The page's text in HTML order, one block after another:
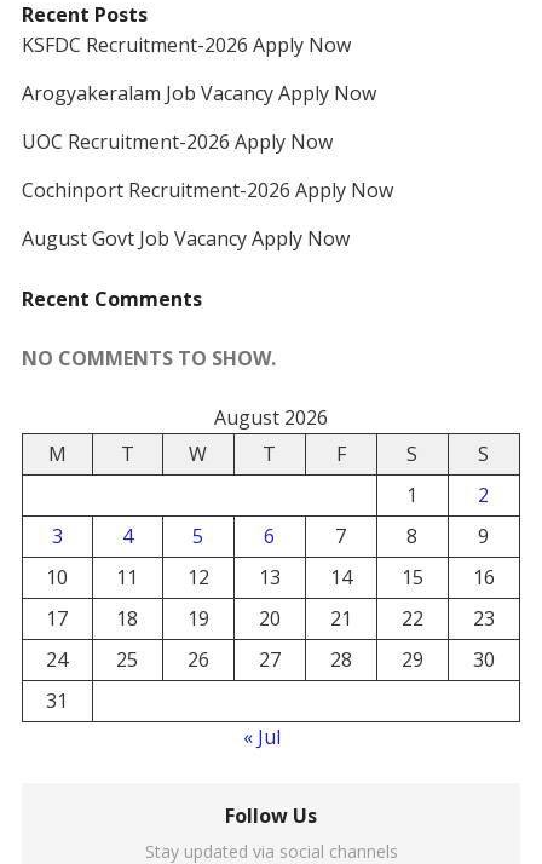
Recent Posts
KSFDC Recruitment-2026 Apply Now
Arogyakeralam Job Vacancy Apply Now
UOC Recruitment-2026 Apply Now
Cochinport Recruitment-2026 Apply Now
August Govt Job Vacancy Apply Now
Recent Comments
NO COMMENTS TO SHOW.
August 2026
M
T W T F S
S
1
2
3
4 5 6 7 8
9
10
11 12 13 14 15
16
17
18 19 20 21 22
23
24
25 26 27 28 29
30
31
« Jul
Follow Us
Stay updated via social channels